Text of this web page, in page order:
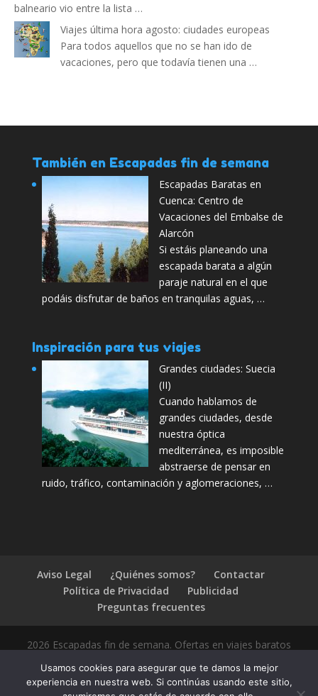
balneario vio entre la lista …
Viajes última hora agosto: ciudades europeas
Para todos aquellos que no se han ido de
vacaciones, pero que todavía tienen una …
También en Escapadas fin de semana
Escapadas Baratas en
Cuenca: Centro de
Vacaciones del Embalse de
Alarcón
Si estáis planeando una
escapada barata a algún
paraje natural en el que
podáis disfrutar de baños en tranquilas aguas, …
Inspiración para tus viajes
Grandes ciudades: Suecia
(II)
Cuando hablamos de
grandes ciudades, desde
nuestra óptica
mediterránea, es imposible
abstraerse de pensar en
ruido, tráfico, contaminación y aglomeraciones, …
Aviso Legal ¿Quiénes somos?
Contactar
Política de Privacidad
Publicidad
Preguntas frecuentes
2026 Escapadas fin de semana. Ofertas en viajes baratos
Usamos cookies para asegurar que te damos la mejor
experiencia en nuestra web. Si continúas usando este sitio,